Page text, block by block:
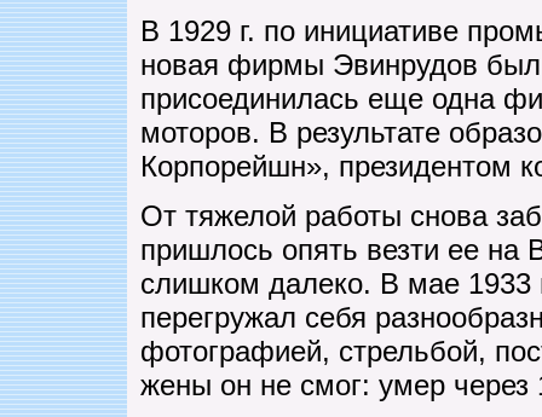
В 1929 г. по инициативе
новая фирмы Эвинрудов
присоединилась еще одна
моторов. В результате
Корпорейшн», президентом
От тяжелой работы снова
пришлось опять везти ее на
слишком далеко. В мае 1933
перегружал себя
фотографией, стрельбой,
жены он не смог: умер